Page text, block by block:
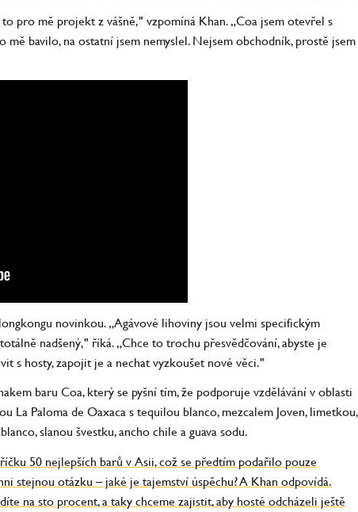
pro mě projekt z vášně," vzpomíná Khan. „Coa jsem otevřel s
bavilo, na ostatní jsem nemyslel. Nejsem obchodník, prostě jsem
novinkou. „Agávové lihoviny jsou velmi specifickým
nadšený," říká. „Chce to trochu přesvědčování, abyste je
s hosty, zapojit je a nechat vyzkoušet nové věci."
baru Coa, který se pyšní tím, že podporuje vzdělávání v oblasti
La Paloma de Oaxaca s tequilou blanco, mezcalem Joven, limetkou,
slanou švestku, ancho chile a guava sodu.
50 nejlepších barů v Asii, což se předtím podařilo pouze
stejnou otázku – jaké je tajemství úspěchu? A Khan odpovídá.
na sto procent, a taky chceme zajistit, aby hosté odcházeli ještě